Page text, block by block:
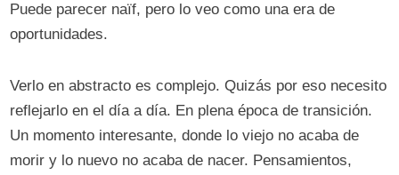
Puede parecer naïf, pero lo veo como una era de
oportunidades.
Verlo en abstracto es complejo. Quizás por eso necesito
reflejarlo en el día a día. En plena época de transición.
Un momento interesante, donde lo viejo no acaba de
morir y lo nuevo no acaba de nacer. Pensamientos,